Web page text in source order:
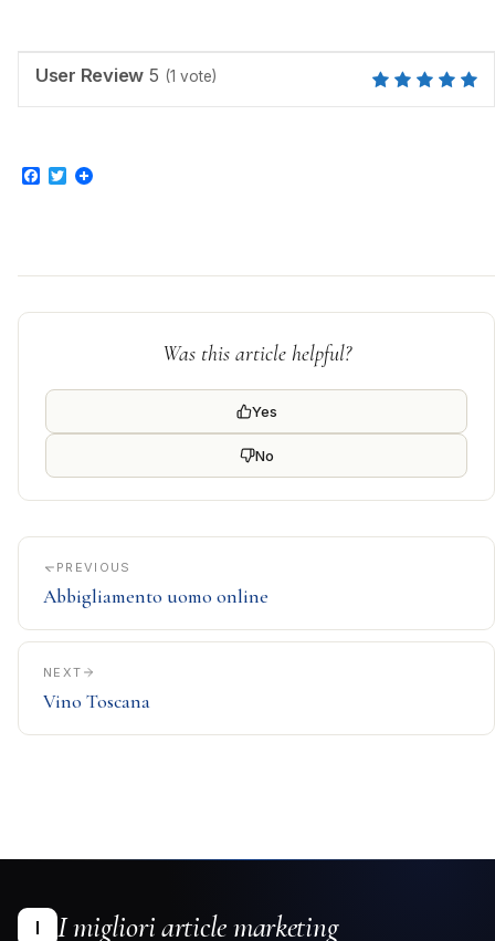
User Review 5 (1 vote)
Facebook
Twitter
Was this article helpful?
Yes
No
PREVIOUS
Abbigliamento uomo online
NEXT
Vino Toscana
I I migliori article marketing